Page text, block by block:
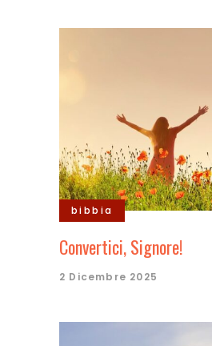
bibbia
Convertici, Signore!
2 Dicembre 2025